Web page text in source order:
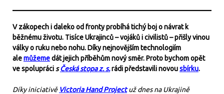
V zákopech i daleko od fronty probíhá tichý boj o návrat k
běžnému životu. Tisíce Ukrajinců – vojáků i civilistů – přišly vinou
války o ruku nebo nohu. Díky nejnovějším technologiím
alemůžemedát jejich příběhům nový směr. Proto bychom opět
ve spolupráci sČeská stopa z. s.rádi představili novousbírku.
Díky iniciativě Victoria Hand Projectuž dnes na Ukrajině